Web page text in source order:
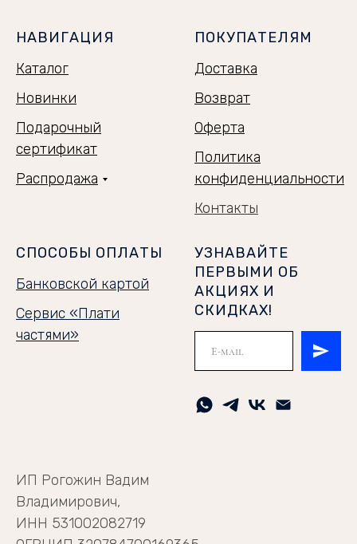
НАВИГАЦИЯ
Каталог
Новинки
Подарочный
сертификат
Распродажа
ПОКУПАТЕЛЯМ
Доставка
Возврат
Оферта
Политика
конфиденциальности
Контакты
СПОСОБЫ ОПЛАТЫ
Банковской картой
Сервис «Плати
частями»
УЗНАВАЙТЕ
ПЕРВЫМИ ОБ
АКЦИЯХ И
СКИДКАХ!
ИП Рогожин Вадим
Владимирович,
ИНН 531002082719